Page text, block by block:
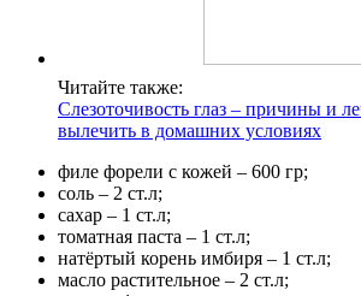
Читайте также:
Слезоточивость глаз – причины и
вылечить в домашних условиях
филе форели с кожей – 600 гр;
соль – 2 ст.л;
сахар – 1 ст.л;
томатная паста – 1 ст.л;
натёртый корень имбиря – 1 ст.л;
масло растительное – 2 ст.л;